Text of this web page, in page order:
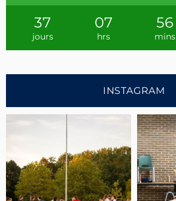
37
jours
07
hrs
56
mins
INSTAGRAM